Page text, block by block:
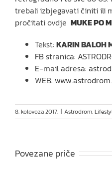
trebali izbjegavati činiti ili
pročitati ovdje MUKE PO
Tekst: KARIN BALOH
FB stranica:
E-mail adresa:
WEB:
8. kolovoza 2017. | Astrodrom,
Povezane priče